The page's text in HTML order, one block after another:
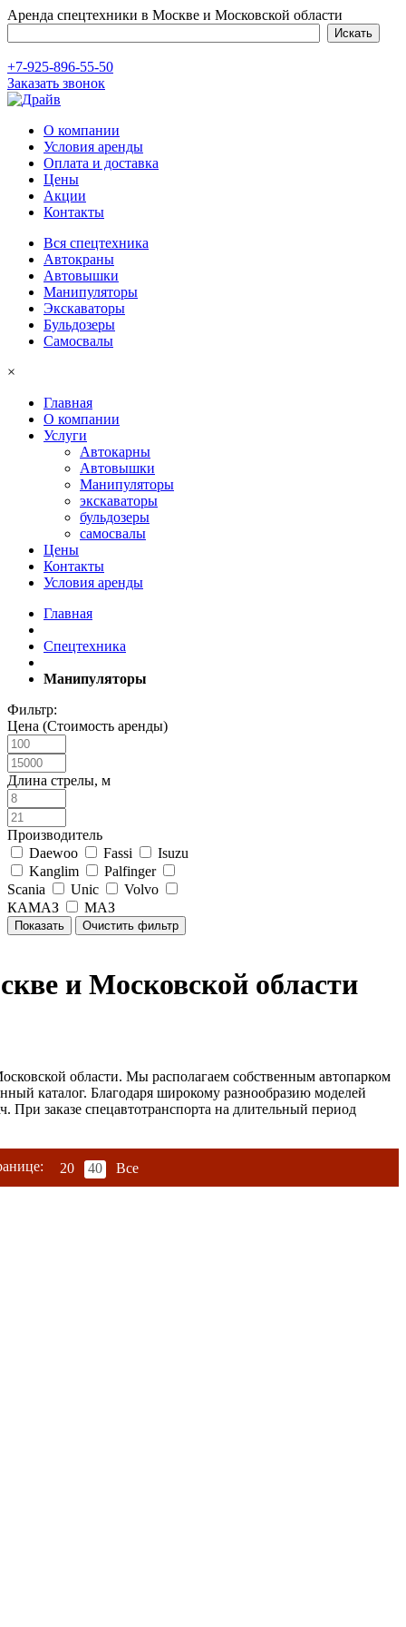
Аренда спецтехники в Москве и Московской области
+7-925-896-55-50
Заказать звонок
О компании
Условия аренды
Оплата и доставка
Цены
Акции
Контакты
Вся спецтехника
Автокраны
Автовышки
Манипуляторы
Экскаваторы
Бульдозеры
Самосвалы
×
Главная
О компании
Услуги
Автокарны
Автовышки
Манипуляторы
экскаваторы
бульдозеры
самосвалы
Цены
Контакты
Условия аренды
Главная
Спецтехника
Манипуляторы
Фильтр:
Цена (Стоимость аренды)
Длина стрелы, м
Производитель
Daewoo
Fassi
Isuzu
Kanglim
Palfinger
Scania
Unic
Volvo
КАМАЗ
МАЗ
и Московской области
области. Мы располагаем собственным автопарком
каталог. Благодаря широкому разнообразию моделей
При заказе спецавтотранспорта на длительный период
20 40 Все